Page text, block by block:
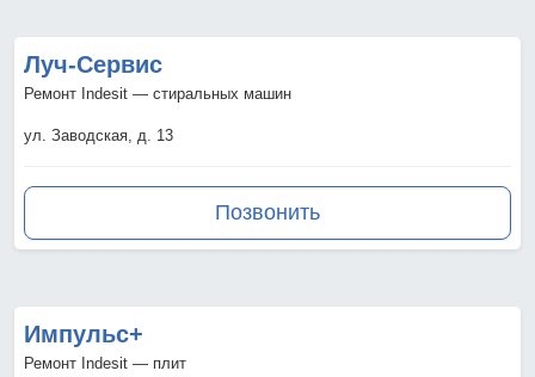
Луч-Сервис
Ремонт Indesit — стиральных машин
ул. Заводская, д. 13
Позвонить
Импульс+
Ремонт Indesit — плит